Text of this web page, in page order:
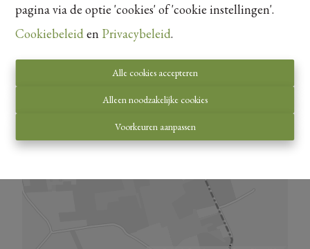
pagina via de optie 'cookies' of 'cookie instellingen'.
Cookiebeleid en Privacybeleid.
Alle cookies accepteren
Alleen noodzakelijke cookies
Voorkeuren aanpassen
+ 8 Zonnepanelen met een opbrengst van 3640wp
+ Vloerverwarming met warmtepomp lucht water
+ Ventilatiesysteem type D
+ Regenwaterput
Jouw stijl, jouw afwerking
De plannen zijn uitgewerkt en kan u in bijlage raadplegen,
Interesse? Ontdek deze klassieke nieuwbouwwoningen in het
hart van Alken waar authenticiteit en comfort één geheel